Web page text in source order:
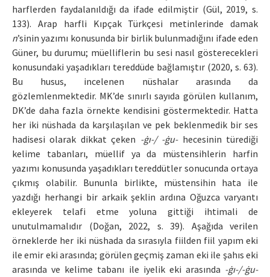
harflerden faydalanıldığı da ifade edilmiştir (Gül, 2019, s.
133). Arap harfli Kıpçak Türkçesi metinlerinde damak
n’sinin yazımı konusunda bir birlik bulunmadığını ifade eden
Güner, bu durumu; müelliflerin bu sesi nasıl gösterecekleri
konusundaki yaşadıkları tereddüde bağlamıştır (2020, s. 63).
Bu husus, incelenen nüshalar arasında da
gözlemlenmektedir. MK’de sınırlı sayıda görülen kullanım,
DK’de daha fazla örnekte kendisini göstermektedir. Hatta
her iki nüshada da karşılaşılan ve pek beklenmedik bir ses
hadisesi olarak dikkat çeken -ġı-/ -ġu-hecesinin türediği
kelime tabanları, müellif ya da müstensihlerin harfin
yazımı konusunda yaşadıkları tereddütler sonucunda ortaya
çıkmış olabilir. Bununla birlikte, müstensihin hata ile
yazdığı herhangi bir arkaik şeklin ardına Oğuzca varyantı
ekleyerek telafi etme yoluna gittiği ihtimali de
unutulmamalıdır (Doğan, 2022, s. 39). Aşağıda verilen
örneklerde her iki nüshada da sırasıyla fiilden fiil yapım eki
ile emir eki arasında; görülen geçmiş zaman eki ile şahıs eki
arasında ve kelime tabanı ile iyelik eki arasında -ġı-/-ġu-